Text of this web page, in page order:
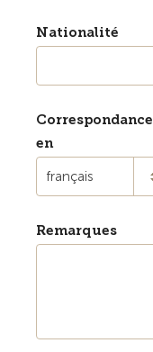
Nationalité
Correspondance
en
français
Remarques